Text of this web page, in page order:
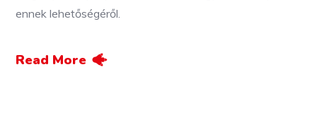
ennek lehetőségéről.
Read More